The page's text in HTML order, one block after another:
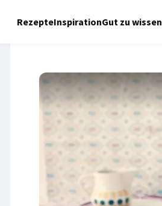
RezepteInspirationGut zu wissen